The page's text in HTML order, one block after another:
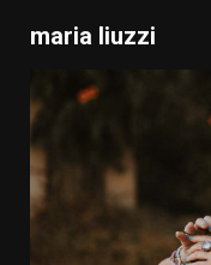
maria liuzzi